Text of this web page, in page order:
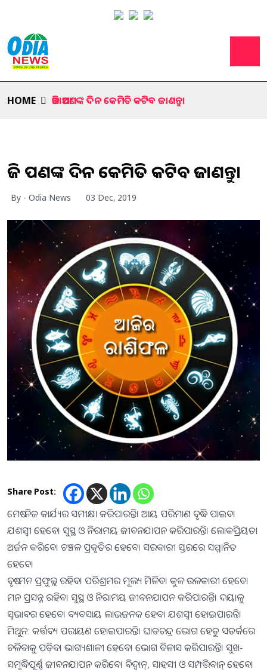
HOME ଆଜି ଆପଣଙ୍କ ଦିନ କେମିତି କଟିବ ଜାଣନ୍ତୁ।
ଆଜି ଆପଣଙ୍କ ଦିନ କେମିତି କଟିବ ଜାଣନ୍ତୁ।
By - Odia News 03 Dec, 2019
Share Post:
ମେଷ: ନିଜ କାର୍ଯ୍ୟର ସମୀକ୍ଷା କରିପାରନ୍ତି। ଆୟ ପରିମାଣ ବୃଦ୍ଧି ପାଇବ।
ଯଶସ୍ବୀ ହେବେ। ସୁସ୍ଥ ଓ ନିରାମୟ ଜୀବନଯାପନ କରିପାରନ୍ତି। ଲୋକପ୍ରିୟତା
ଅର୍ଜନ କରିବେ। ଚଞ୍ଚଳ ପ୍ରକୃତିର ହେବେ। ସରକାରୀ ସ୍ତରରେ ସମ୍ମାନିତ
ହେବେ।
ବୃଷ: ମନ ପ୍ରଫୁଲ୍ଲ ରହିବ। ପରିଶ୍ରମର ମୂଲ୍ୟ ମିଳିବ। କୁଳ ଉଳକାରୀ ହେବେ।
ମନ ପ୍ରସନ୍ନ ରହିବ। ସୁସ୍ଥ ଓ ନିରାମୟ ଜୀବନଯାପନ କରିପାରନ୍ତି। ଦୟାଳୁ
ସ୍ବଭାବର ହେବେ। ବ୍ୟବସାୟ ଲାଭଜନକ ହେବ। ଯଶସ୍ବୀ ହୋଇପାରନ୍ତି।
ମିଥୁନ: କର୍ତ୍ତବ୍ୟ ପରାୟଣ ହୋଇପାରନ୍ତି। ଘାତଚନ୍ଦ୍ର ଭୋଗ ହେତୁ ସତର୍କରେ
ଚଳିବାକୁ ପଡ଼ିବ। ଭାଗ୍ୟଶାଳୀ ହେବେ। ଭୋଗ ବିଳାସ କରିପାରନ୍ତି। ସୁଖ-
ସମୃଦ୍ଧିପୂର୍ଣ୍ଣ ଜୀବନଯାପନ କରିବେ। ବିଦ୍ବାନ୍‌, ସାହସୀ ଓ ସମ୍ପତ୍ତିବାନ୍‌ ହେବେ।